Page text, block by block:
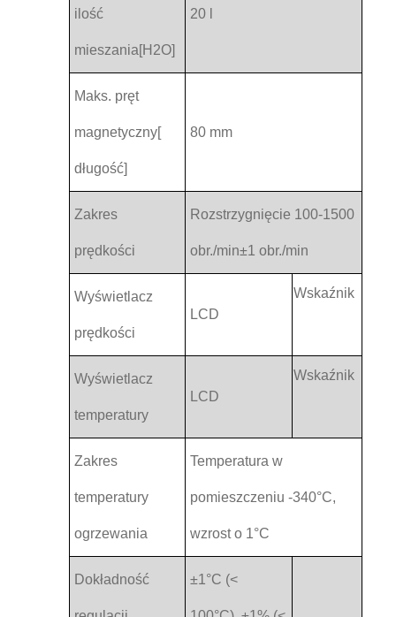
ilość
mieszania[H2O]
20 l
Maks. pręt
magnetyczny[
długość]
80 mm
Zakres
prędkości
Rozstrzygnięcie 100-1500
obr./min±1 obr./min
Wyświetlacz
prędkości
LCD
Wskaźnik
Wyświetlacz
temperatury
LCD
Wskaźnik
Zakres
temperatury
ogrzewania
Temperatura w
pomieszczeniu -340°C,
wzrost o 1°C
Dokładność ±1°C (<